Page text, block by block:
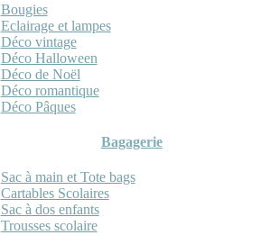
Bougies
Eclairage et lampes
Déco vintage
Déco Halloween
Déco de Noël
Déco romantique
Déco Pâques
Bagagerie
Sac à main et Tote bags
Cartables Scolaires
Sac à dos enfants
Trousses scolaire